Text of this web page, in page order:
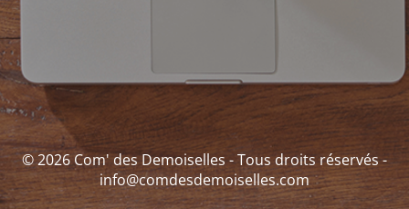
© 2026 Com' des Demoiselles - Tous droits réservés -
info@comdesdemoiselles.com